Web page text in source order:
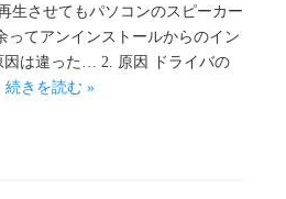
生させてもパソコンのスピーカー
ってアンインストールからのイン
因は違った… 2. 原因 ドライバの
続きを読む »